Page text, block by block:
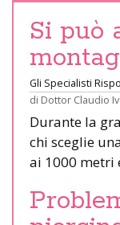
Si può
Gli Specialisti
di Dottor Claudio
Durante la
chi sceglie
ai 1000 metri